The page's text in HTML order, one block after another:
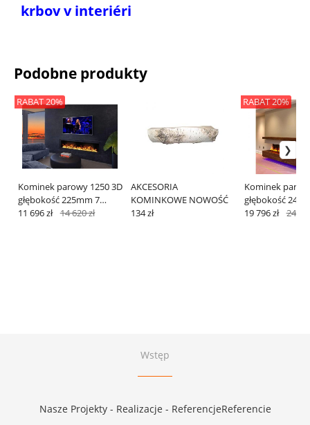
krbov v interiéri
Podobne produkty
Kominek parowy 1250 3D
głębokość 225mm 7
kolorów
RABAT 20%
11 696 zł 14 620 zł
AKCESORIA
KOMINKOWE NOWOŚĆ
134 zł
Kominek
głębokość
kolorów APP
RABAT 20%
19 796 zł 24
Wstęp
Nasze Projekty - Realizacje - ReferencjeReferencie